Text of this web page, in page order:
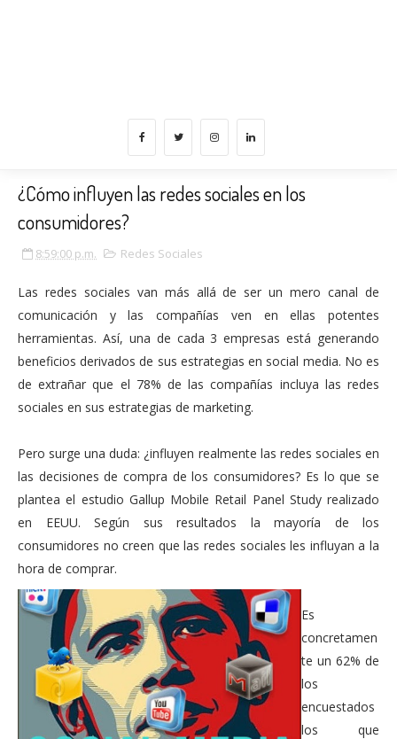
¿Cómo influyen las redes sociales en los
consumidores?
8:59:00 p.m. Redes Sociales
Las redes sociales van más allá de ser un mero canal de
comunicación y las compañías ven en ellas potentes
herramientas. Así, una de cada 3 empresas está generando
beneficios derivados de sus estrategias en social media. No es
de extrañar que el 78% de las compañías incluya las redes
sociales en sus estrategias de marketing.
Pero surge una duda: ¿influyen realmente las redes sociales en
las decisiones de compra de los consumidores? Es lo que se
plantea el estudio Gallup Mobile Retail Panel Study realizado
en EEUU. Según sus resultados la mayoría de los
consumidores no creen que las redes sociales les influyan a la
hora de comprar.
Es
concretamen
te un 62% de
los
encuestados
los que